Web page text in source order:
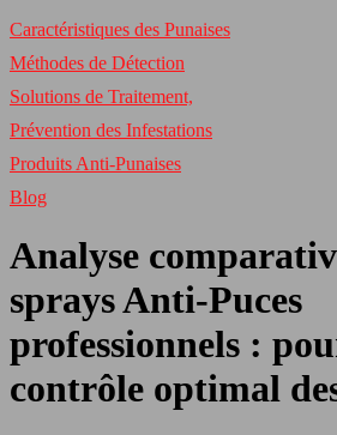
Caractéristiques des Punaises
Méthodes de Détection
Solutions de Traitement,
Prévention des Infestations
Produits Anti-Punaises
Blog
Analyse
sprays Anti-Puces
professionnels :
contrôle optimal